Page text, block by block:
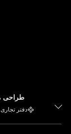
طراحی
دفتر تجاری